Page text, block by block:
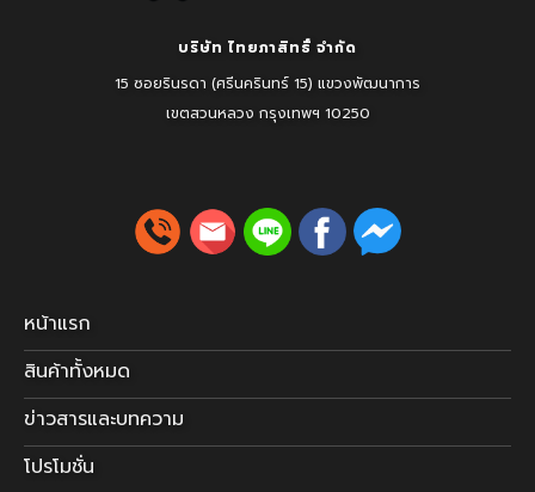
บริษัท ไทยภาสิทธิ์ จำกัด
15 ซอยรินรดา (ศรีนครินทร์ 15) แขวงพัฒนาการ
เขตสวนหลวง กรุงเทพฯ 10250
หน้าแรก
สินค้าทั้งหมด
ข่าวสารและบทความ
โปรโมชั่น